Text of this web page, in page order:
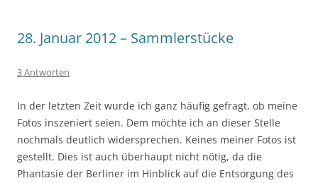
28. Januar 2012 – Sammlerstücke
3 Antworten
In der letzten Zeit wurde ich ganz häufig gefragt, ob meine
Fotos inszeniert seien. Dem möchte ich an dieser Stelle
nochmals deutlich widersprechen. Keines meiner Fotos ist
gestellt. Dies ist auch überhaupt nicht nötig, da die
Phantasie der Berliner im Hinblick auf die Entsorgung des